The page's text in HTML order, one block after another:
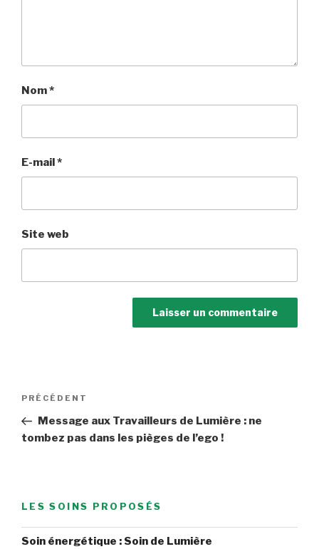
Nom*
E-mail *
Site web
Navigation
l’article
Article
précédent
PRÉCÉDENT
Message aux Travailleurs de Lumière : ne
tombez pas dans les pièges de l’ego !
LES SOINS PROPOSÉS
Soin énergétique : Soin de Lumière